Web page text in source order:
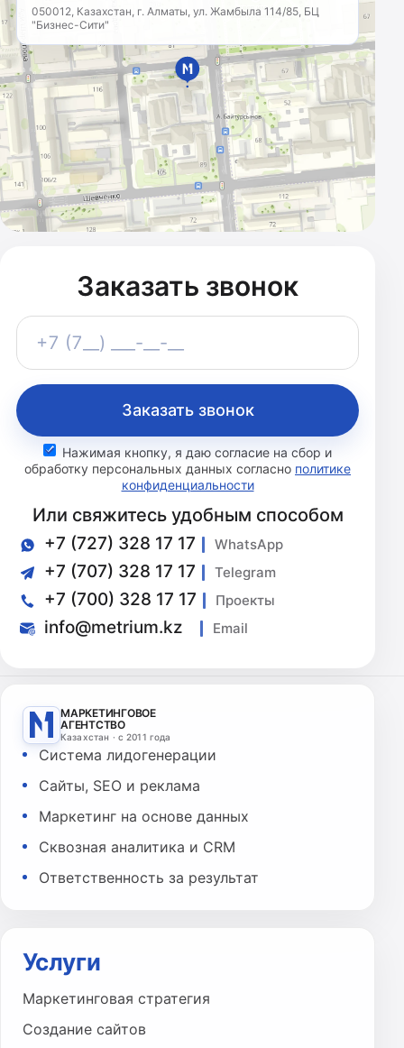
050012, Казахстан, г. Алматы, ул. Жамбыла 114/85, БЦ
"Бизнес-Сити"МАРКЕТИНГОВОЕ
АГЕНТСТВО
Казахстан · с 2011 года
Заказать звонок
+7 (7__) ___-__-__
Заказать звонок
Нажимая кнопку, я даю согласие на сбор и
обработку персональных данных согласно политике
конфиденциальности
Или свяжитесь удобным способом
+7 (727) 328 17 17 WhatsApp
+7 (707) 328 17 17 Telegram
+7 (700) 328 17 17 Проекты
info@metrium.kz Email
МАРКЕТИНГОВОЕ
АГЕНТСТВО
Казахстан · с 2011 года
Система лидогенерации
Сайты, SEO и реклама
Маркетинг на основе данных
Сквозная аналитика и CRM
Ответственность за результат
Услуги
Маркетинговая стратегия
Создание сайтов